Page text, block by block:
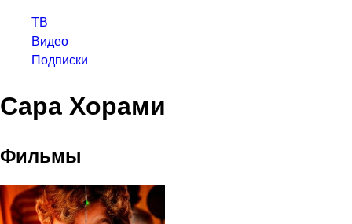
ТВ
Видео
Подписки
Сара Хорами
Фильмы